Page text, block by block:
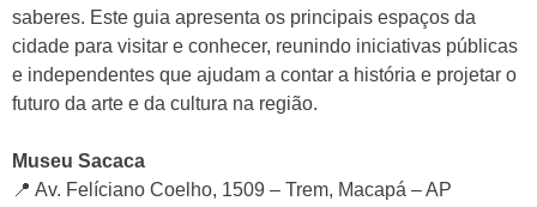
saberes. Este guia apresenta os principais espaços da
cidade para visitar e conhecer, reunindo iniciativas públicas
e independentes que ajudam a contar a história e projetar o
futuro da arte e da cultura na região.
Museu Sacaca
📍 Av. Felíciano Coelho, 1509 – Trem, Macapá – AP